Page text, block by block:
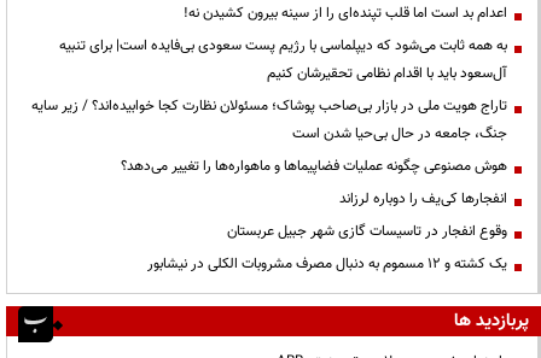
اعدام بد است اما قلب تپنده‌ای را از سینه بیرون کشیدن نه!
به همه ثابت می‌شود که دیپلماسی با رژیم پست سعودی بی‌فایده است| برای تنبیه
آل‌سعود باید با اقدام نظامی تحقیرشان کنیم
تاراج هویت ملی در بازار بی‌صاحب پوشاک؛ مسئولان نظارت کجا خوابیده‌اند؟ / زیر سایه
جنگ، جامعه در حال بی‌حیا شدن است
هوش مصنوعی چگونه عملیات فضاپیماها و ماهواره‌ها را تغییر می‌دهد؟
انفجارها کی‌یف را دوباره لرزاند
وقوع انفجار در تاسیسات گازی شهر جبیل عربستان
یک کشته و ۱۲ مسموم به دنبال مصرف مشروبات الکلی در نیشابور
پربازدید ها